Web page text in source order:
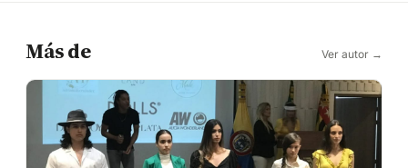
Más de Ver autor →